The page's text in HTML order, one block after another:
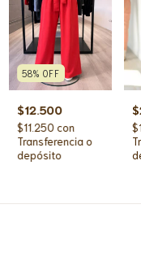
58% OFF
$12.500
$11.250con
Transferencia o
depósito